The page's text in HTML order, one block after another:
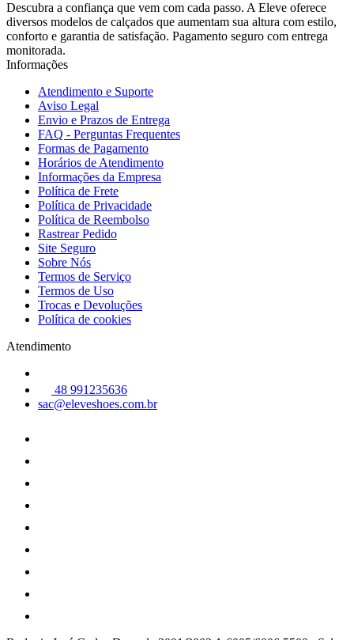
Descubra a confiança que vem com cada passo. A Eleve oferece
diversos modelos de calçados que aumentam sua altura com estilo,
conforto e garantia de satisfação. Pagamento seguro com entrega
monitorada.
Informações
Atendimento e Suporte
Aviso Legal
Envio e Prazos de Entrega
FAQ - Perguntas Frequentes
Formas de Pagamento
Horários de Atendimento
Informações da Empresa
Política de Frete
Política de Privacidade
Política de Reembolso
Rastrear Pedido
Site Seguro
Sobre Nós
Termos de Serviço
Termos de Uso
Trocas e Devoluções
Política de cookies
Atendimento
48 991235636
sac@eleveshoes.com.br